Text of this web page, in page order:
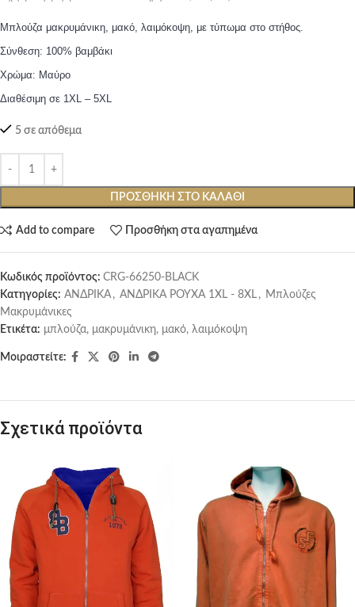
Μπλούζα μακρυμάνικη, μακό, λαιμόκοψη, με τύπωμα στο στήθος.
Σύνθεση: 100% βαμβάκι
Χρώμα: Μαύρο
Διαθέσιμη σε 1XL – 5XL
5 σε απόθεμα
ΠΡΟΣΘΉΚΗ ΣΤΟ ΚΑΛΆΘΙ
Add to compare Προσθήκη στα αγαπημένα
Κωδικός προϊόντος: CRG-66250-BLACK
Κατηγορίες: ΑΝΔΡΙΚΑ , ΑΝΔΡΙΚΑ ΡΟΥΧΑ 1XL - 8XL , Μπλούζες
Μακρυμάνικες
Ετικέτα: μπλούζα, μακρυμάνικη, μακό, λαιμόκοψη
Μοιραστείτε:
Σχετικά προϊόντα